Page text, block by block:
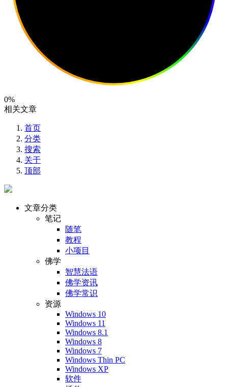
0%
相关文章
首页
分类
搜索
关于
顶部
文章分类
笔记
随笔
教程
小项目
佛学
智慧法语
佛学资讯
佛学常识
资源
Windows 10
Windows 11
Windows 8.1
Windows 8
Windows 7
Windows Thin PC
Windows XP
软件